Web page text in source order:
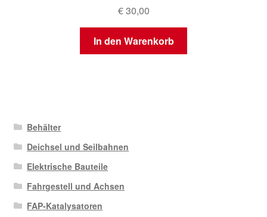
€30,00
In den Warenkorb
Behälter
Deichsel und Seilbahnen
Elektrische Bauteile
Fahrgestell und Achsen
FAP-Katalysatoren